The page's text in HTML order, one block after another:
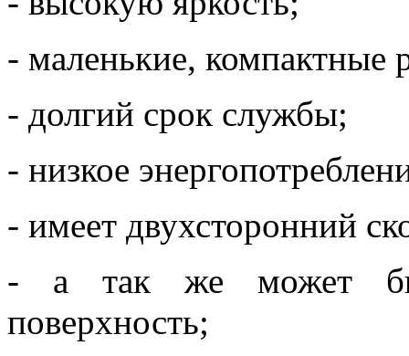
- маленькие, компактные
- долгий срок службы;
- низкое
- имеет двухсторонний
- а так же может
поверхность;